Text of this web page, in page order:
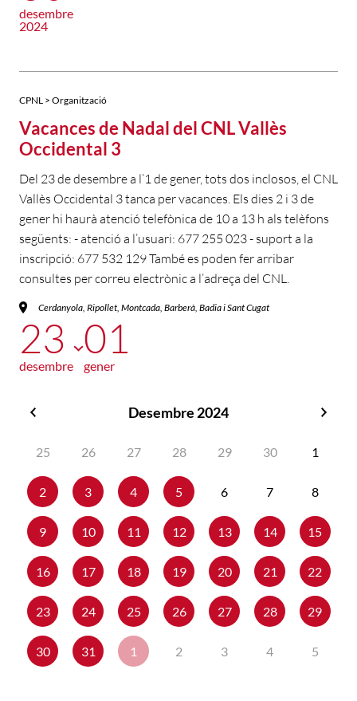
desembre
2024
CPNL > Organització
Vacances de Nadal del CNL Vallès
Occidental 3
Del 23 de desembre a l’1 de gener, tots dos inclosos, el CNL
Vallès Occidental 3 tanca per vacances. Els dies 2 i 3 de
gener hi haurà atenció telefònica de 10 a 13 h als telèfons
següents: - atenció a l’usuari: 677 255 023 - suport a la
inscripció: 677 532 129 També es poden fer arribar
consultes per correu electrònic a l’adreça del CNL.
Cerdanyola, Ripollet, Montcada, Barberà, Badia i Sant Cugat
23
desembre
01
gener
Desembre 2024
25
26 27 28 29 30 1
2 3 4 5 6 7 8
9 10 11 12 13 14 15
16 17 18 19 20 21 22
23 24 25 26 27 28 29
30 31 1 2 3 4 5